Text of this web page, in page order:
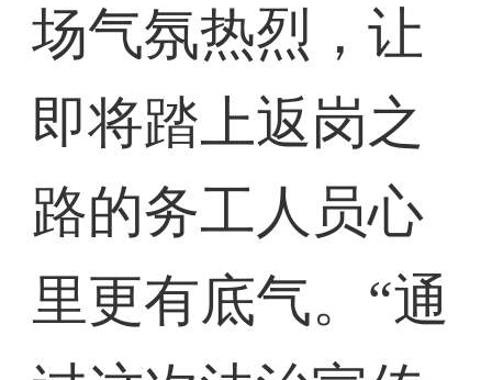
场气氛热烈，让
即将踏上返岗之
路的务工人员心
里更有底气。“通